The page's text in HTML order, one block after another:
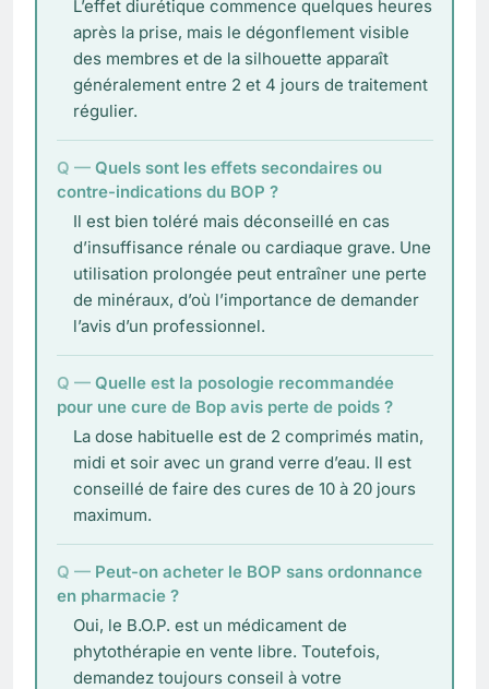
L’effet diurétique commence quelques heures
après la prise, mais le dégonflement visible
des membres et de la silhouette apparaît
généralement entre 2 et 4 jours de traitement
régulier.
Quels sont les effets secondaires ou
contre-indications du BOP ?
Il est bien toléré mais déconseillé en cas
d’insuffisance rénale ou cardiaque grave. Une
utilisation prolongée peut entraîner une perte
de minéraux, d’où l’importance de demander
l’avis d’un professionnel.
Quelle est la posologie recommandée
pour une cure de Bop avis perte de poids ?
La dose habituelle est de 2 comprimés matin,
midi et soir avec un grand verre d’eau. Il est
conseillé de faire des cures de 10 à 20 jours
maximum.
Peut-on acheter le BOP sans ordonnance
en pharmacie ?
Oui, le B.O.P. est un médicament de
phytothérapie en vente libre. Toutefois,
demandez toujours conseil à votre